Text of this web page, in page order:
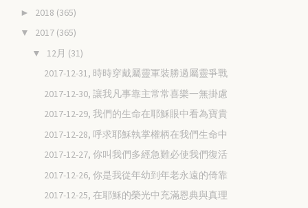
► 2018 (365)
▼ 2017 (365)
▼ 12月 (31)
2017-12-31, 時時穿戴屬靈軍裝勝過屬靈爭戰
2017-12-30, 讓我凡事靠主常常喜樂一無掛慮
2017-12-29, 我們的生命在耶穌眼中看為寶貴
2017-12-28, 呼求耶穌執掌權柄在我們生命中
2017-12-27, 你叫我們多經急難必使我們復活
2017-12-26, 你是我從年幼到年老永遠的倚靠
2017-12-25, 在耶穌的榮光中充滿恩典與真理